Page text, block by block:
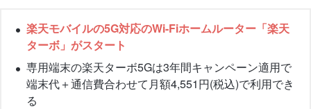
楽天モバイルの5G対応のWi-Fiホームルーター「楽天
ターボ」がスタート
専用端末の楽天ターボ5Gは3年間キャンペーン適用で
端末代＋通信費合わせて月額4,551円(税込)で利用でき
る